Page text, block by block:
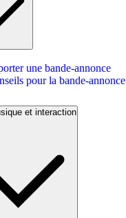
une bande-annonce
pour la bande-annonce
et interaction